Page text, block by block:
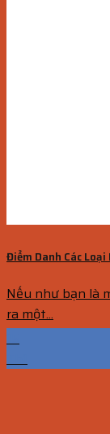
Điểm Danh Các
Nếu như bạn là
ra một...
15
Th1